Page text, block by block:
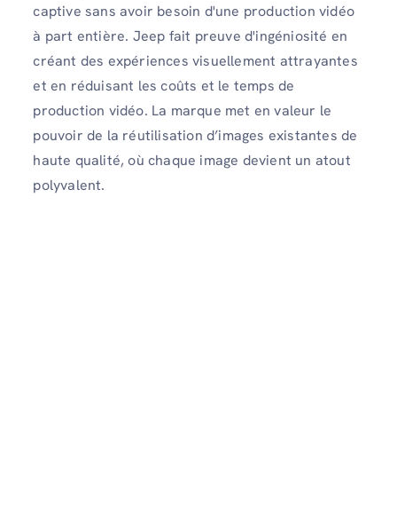
captive sans avoir besoin d'une production vidéo
à part entière. Jeep fait preuve d'ingéniosité en
créant des expériences visuellement attrayantes
et en réduisant les coûts et le temps de
production vidéo. La marque met en valeur le
pouvoir de la réutilisation d’images existantes de
haute qualité, où chaque image devient un atout
polyvalent.